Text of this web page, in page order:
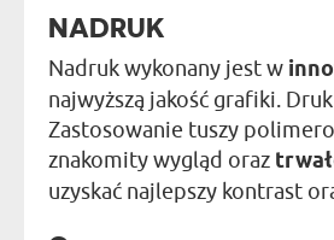
NADRUK
Nadruk wykonany jest w
najwyższą jakość grafiki.
Zastosowanie tuszy
znakomity wygląd oraz
uzyskać najlepszy kontrast